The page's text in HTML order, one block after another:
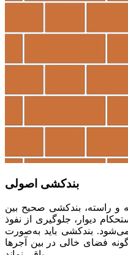
بندکشی اصولی
و راسته، بندکشی صحیح بین
دیوار، جلوگیری از نفوذ
بندکشی باید به‌صورت
فضای خالی در بین آجرها